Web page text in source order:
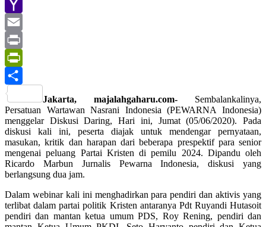
Gmail
Yahoo
Mail
Email
Print
PrintFriendly
Jakarta, majalahgaharu.com- Sembalankalinya,
Persatuan Wartawan Nasrani Indonesia (PEWARNA Indonesia)
menggelar Diskusi Daring, Hari ini, Jumat (05/06/2020). Pada
diskusi kali ini, peserta diajak untuk mendengar pernyataan,
masukan, kritik dan harapan dari beberapa prespektif para senior
mengenai peluang Partai Kristen di pemilu 2024. Dipandu oleh
Ricardo Marbun Jurnalis Pewarna Indonesia, diskusi yang
berlangsung dua jam.
Dalam webinar kali ini menghadirkan para pendiri dan aktivis yang
terlibat dalam partai politik Kristen antaranya Pdt Ruyandi Hutasoit
pendiri dan mantan ketua umum PDS, Roy Rening, pendiri dan